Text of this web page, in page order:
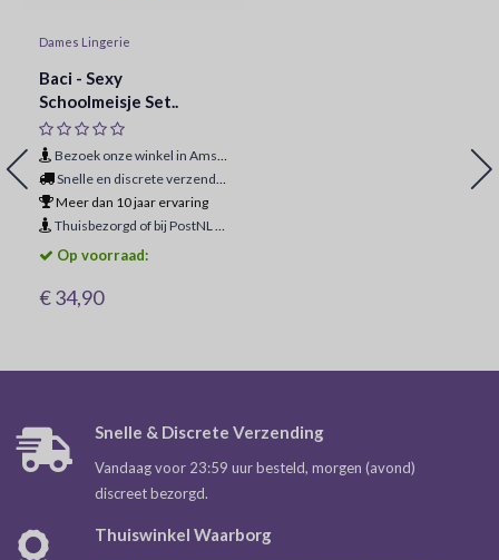
Dames Lingerie
Baci - Sexy
Schoolmeisje Set..
Bezoek onze winkel in Amsterdam
Snelle en discrete verzending
Meer dan 10 jaar ervaring
Thuisbezorgd of bij PostNL ophaalpunt
Op voorraad:
€ 34,90
Snelle & Discrete Verzending
Vandaag voor 23:59 uur besteld, morgen (avond)
discreet bezorgd.
Thuiswinkel Waarborg